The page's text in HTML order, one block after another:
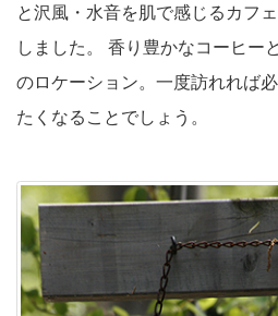
と沢風・水音を肌で感じるカフ
しました。 香り豊かなコーヒー
のロケーション。一度訪れれば
たくなることでしょう。